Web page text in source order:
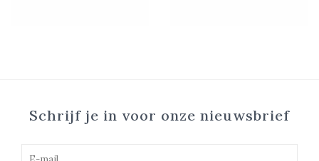
Schrijf je in voor onze nieuwsbrief